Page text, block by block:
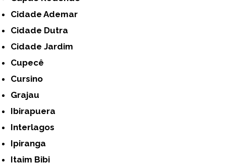
Cidade Ademar
Cidade Dutra
Cidade Jardim
Cupecê
Cursino
Grajau
Ibirapuera
Interlagos
Ipiranga
Itaim Bibi